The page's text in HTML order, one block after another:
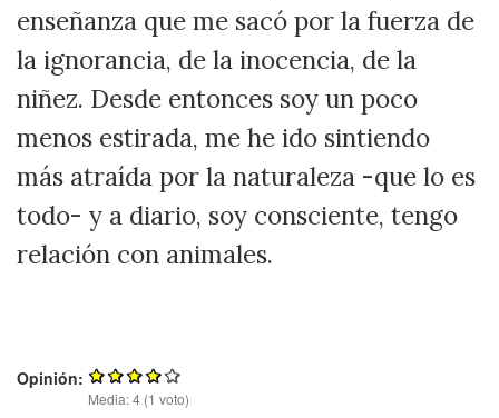
enseñanza que me sacó por la fuerza de
la ignorancia, de la inocencia, de la
niñez. Desde entonces soy un poco
menos estirada, me he ido sintiendo
más atraída por la naturaleza -que lo es
todo- y a diario, soy consciente, tengo
relación con animales.
Opinión:
Media:4 (1 voto)